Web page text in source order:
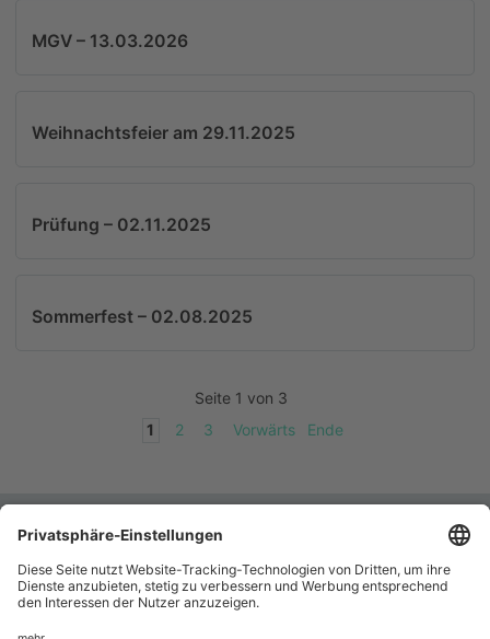
MGV – 13.03.2026
Weihnachtsfeier am 29.11.2025
Prüfung – 02.11.2025
Sommerfest – 02.08.2025
Seite 1 von 3
1
2 3 Vorwärts Ende
Heinsdorfergrund e. V.
Jan Bauerfeind (1. Vorsitzender)
Voigtsgrüner Straße 34
Datenschutz
Barrierefreiheitserklärung